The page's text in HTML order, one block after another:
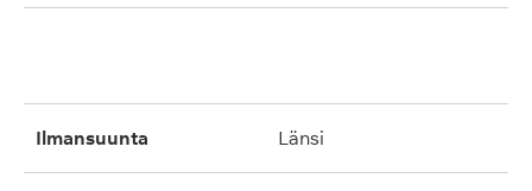
ilmansuunta länsi